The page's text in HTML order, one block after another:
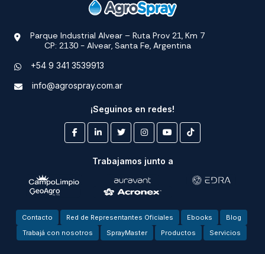
Parque Industrial Alvear – Ruta Prov 21, Km 7
CP: 2130 - Alvear, Santa Fe, Argentina
+54 9 341 3539913
info@agrospray.com.ar
¡Seguinos en redes!
Trabajamos junto a
Contacto Red de Representantes Oficiales Ebooks
Blog
Trabajá con nosotros
SprayMaster Productos Servicios